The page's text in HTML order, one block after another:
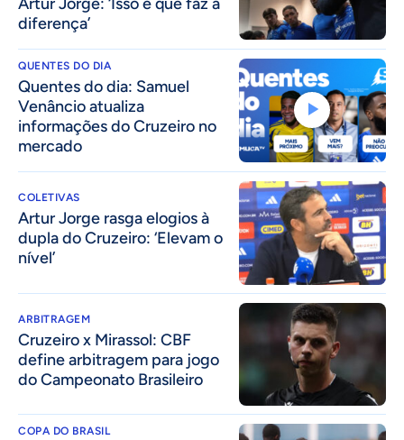
diferença’
QUENTES DO DIA
Quentes do dia: Samuel
Venâncio atualiza
informações do Cruzeiro no
mercado
COLETIVAS
Artur Jorge rasga elogios à
dupla do Cruzeiro: ‘Elevam o
nível’
ARBITRAGEM
Cruzeiro x Mirassol: CBF
define arbitragem para jogo
do Campeonato Brasileiro
COPA DO BRASIL